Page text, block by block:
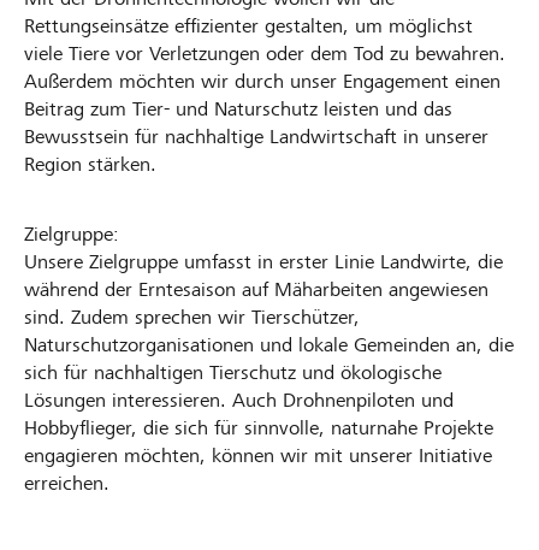
Rettungseinsätze effizienter gestalten, um möglichst
viele Tiere vor Verletzungen oder dem Tod zu bewahren.
Außerdem möchten wir durch unser Engagement einen
Beitrag zum Tier- und Naturschutz leisten und das
Bewusstsein für nachhaltige Landwirtschaft in unserer
Region stärken.
Zielgruppe:
Unsere Zielgruppe umfasst in erster Linie Landwirte, die
während der Erntesaison auf Mäharbeiten angewiesen
sind. Zudem sprechen wir Tierschützer,
Naturschutzorganisationen und lokale Gemeinden an, die
sich für nachhaltigen Tierschutz und ökologische
Lösungen interessieren. Auch Drohnenpiloten und
Hobbyflieger, die sich für sinnvolle, naturnahe Projekte
engagieren möchten, können wir mit unserer Initiative
erreichen.